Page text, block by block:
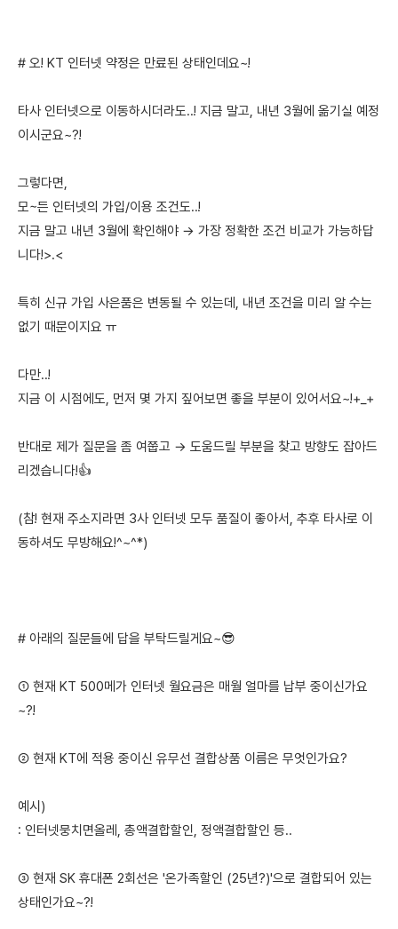
# 오! KT 인터넷 약정은 만료된 상태인데요~!
타사 인터넷으로 이동하시더라도..! 지금 말고, 내년 3월에 옮기실 예정
이시군요~?!
그렇다면,
모~든 인터넷의 가입/이용 조건도..!
지금 말고 내년 3월에 확인해야 → 가장 정확한 조건 비교가 가능하답
니다!>.<
특히 신규 가입 사은품은 변동될 수 있는데, 내년 조건을 미리 알 수는
없기 때문이지요 ㅠ
다만..!
지금 이 시점에도, 먼저 몇 가지 짚어보면 좋을 부분이 있어서요~!+_+
반대로 제가 질문을 좀 여쭙고 → 도움드릴 부분을 찾고 방향도 잡아드
리겠습니다!👍
(참! 현재 주소지라면 3사 인터넷 모두 품질이 좋아서, 추후 타사로 이
동하셔도 무방해요!^~^*)
# 아래의 질문들에 답을 부탁드릴게요~😎
① 현재 KT 500메가 인터넷 월요금은 매월 얼마를 납부 중이신가요
~?!
② 현재 KT에 적용 중이신 유무선 결합상품 이름은 무엇인가요?
예시)
: 인터넷뭉치면올레, 총액결합할인, 정액결합할인 등..
③ 현재 SK 휴대폰 2회선은 '온가족할인 (25년?)'으로 결합되어 있는
상태인가요~?!